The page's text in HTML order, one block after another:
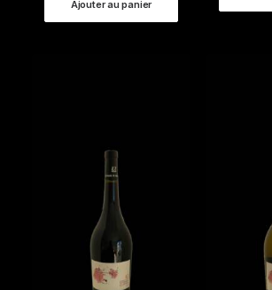
Ajouter au panier